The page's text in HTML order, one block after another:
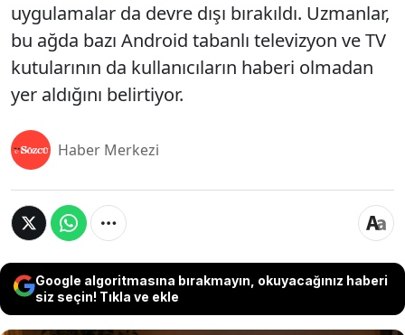
uygulamalar da devre dışı bırakıldı. Uzmanlar,
bu ağda bazı Android tabanlı televizyon ve TV
kutularının da kullanıcıların haberi olmadan
yer aldığını belirtiyor.
Haber Merkezi
Google algoritmasına bırakmayın, okuyacağınız haberi
siz seçin! Tıkla ve ekle